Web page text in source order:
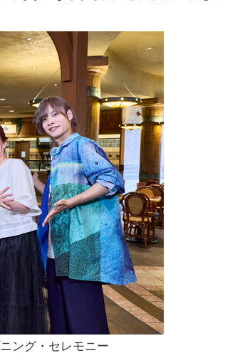
ング・セレモニー